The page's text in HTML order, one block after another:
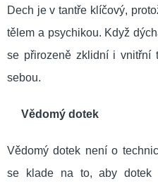
Dech je v tantře klíčový,
tělem a psychikou. Když
se přirozeně zklidní i vnitřní
sebou.
Vědomý dotek
Vědomý dotek není o
se klade na to, aby dotek